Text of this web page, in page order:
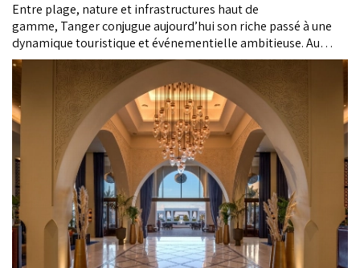
Entre plage, nature et infrastructures haut de
gamme, Tanger conjugue aujourd’hui son riche passé à une
dynamique touristique et événementielle ambitieuse. Au
cœur de cette transformation, les hôtels Hilton offrent une
double promesse : expérience haut de gamme pour les
visiteurs en quête de détente, et plateforme MICE intégrée
pour les professionnels exigeants.